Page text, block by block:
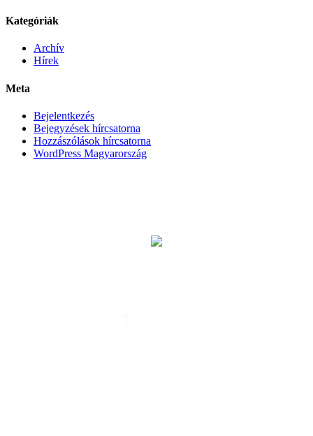
Kategóriák
Archív
Hírek
Meta
Bejelentkezés
Bejegyzések hírcsatorna
Hozzászólások hírcsatorna
WordPress Magyarország